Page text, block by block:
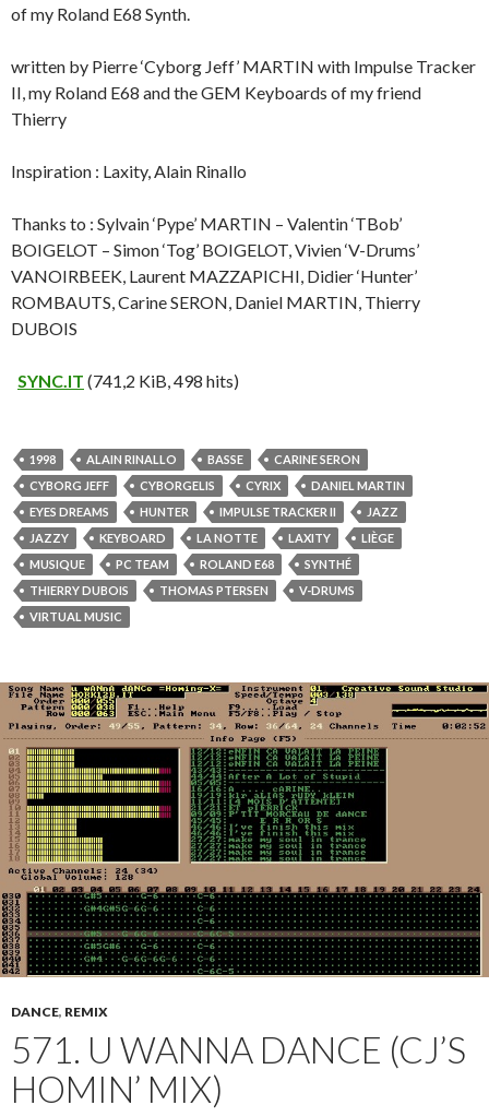
of my Roland E68 Synth.
written by Pierre ‘Cyborg Jeff’ MARTIN with Impulse Tracker
II, my Roland E68 and the GEM Keyboards of my friend
Thierry
Inspiration : Laxity, Alain Rinallo
Thanks to : Sylvain ‘Pype’ MARTIN – Valentin ‘TBob’
BOIGELOT – Simon ‘Tog’ BOIGELOT, Vivien ‘V-Drums’
VANOIRBEEK, Laurent MAZZAPICHI, Didier ‘Hunter’
ROMBAUTS, Carine SERON, Daniel MARTIN, Thierry
DUBOIS
SYNC.IT (741,2 KiB, 498 hits)
1998 ALAIN RINALLO BASSE
CARINE SERON
CYBORG JEFF
CYBORGELIS CYRIX
DANIEL MARTIN
EYES DREAMS
HUNTER IMPULSE TRACKER II
JAZZ
JAZZY
KEYBOARD LA NOTTE LAXITY
LIÈGE
MUSIQUE
PC TEAM ROLAND E68
SYNTHÉ
THIERRY DUBOIS
THOMAS PTERSEN
V-DRUMS
VIRTUAL MUSIC
DANCE, REMIX
571. U WANNA DANCE (CJ’S
HOMIN’ MIX)